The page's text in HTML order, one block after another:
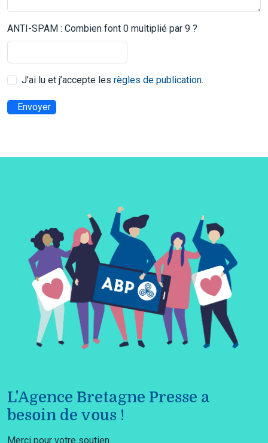
ANTI-SPAM : Combien font 0 multiplié par 9 ?
J’ai lu et j’accepte les règles de publication.
Envoyer
L'Agence Bretagne Presse a
besoin de vous !
Merci pour votre soutien.